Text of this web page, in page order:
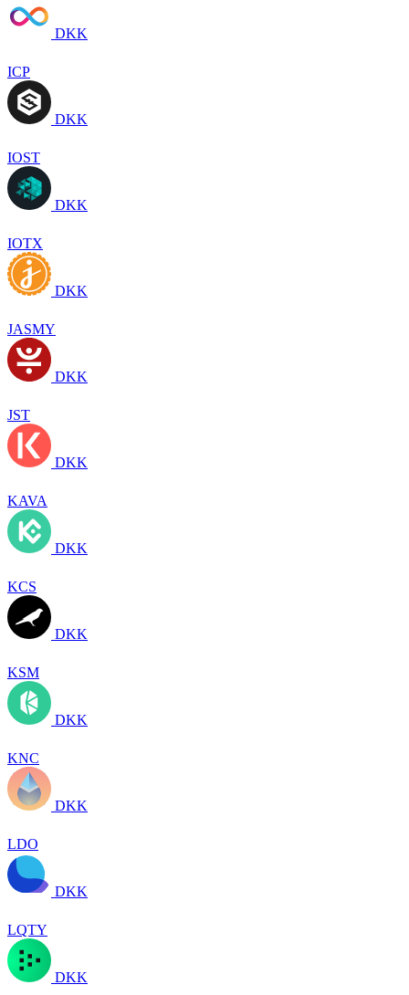
DKK
ICP
DKK
IOST
DKK
IOTX
DKK
JASMY
DKK
JST
DKK
KAVA
DKK
KCS
DKK
KSM
DKK
KNC
DKK
LDO
DKK
LQTY
DKK